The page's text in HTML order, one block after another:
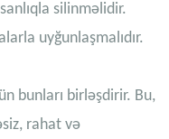
silinməlidir.
uyğunlaşmalıdır.
bunları birləşdirir. Bu,
rahat və